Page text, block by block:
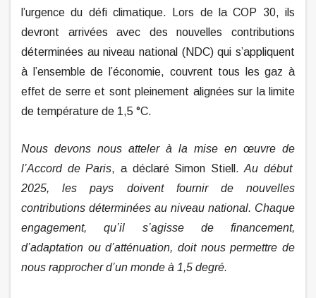
l’urgence du défi climatique. Lors de la COP 30, ils
devront arrivées avec des nouvelles contributions
déterminées au niveau national (NDC) qui s’appliquent
à l’ensemble de l’économie, couvrent tous les gaz à
effet de serre et sont pleinement alignées sur la limite
de température de 1,5 °C.
Nous devons nous atteler à la mise en œuvre de
l’Accord de Paris, a déclaré Simon Stiell.Au début
2025, les pays doivent fournir de nouvelles
contributions déterminées au niveau national. Chaque
engagement, qu’il s’agisse de financement,
d’adaptation ou d’atténuation, doit nous permettre de
nous rapprocher d’un monde à 1,5 degré.